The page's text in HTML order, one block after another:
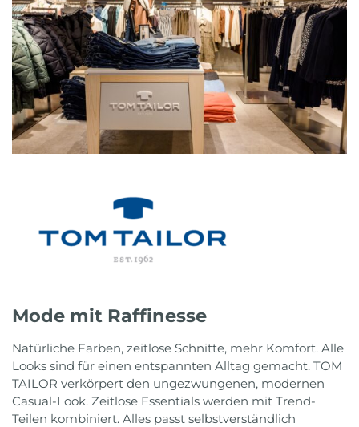
Mode mit Raffinesse
Natürliche Farben, zeitlose Schnitte, mehr Komfort. Alle
Looks sind für einen entspannten Alltag gemacht. TOM
TAILOR verkörpert den ungezwungenen, modernen
Casual-Look. Zeitlose Essentials werden mit Trend-
Teilen kombiniert. Alles passt selbstverständlich